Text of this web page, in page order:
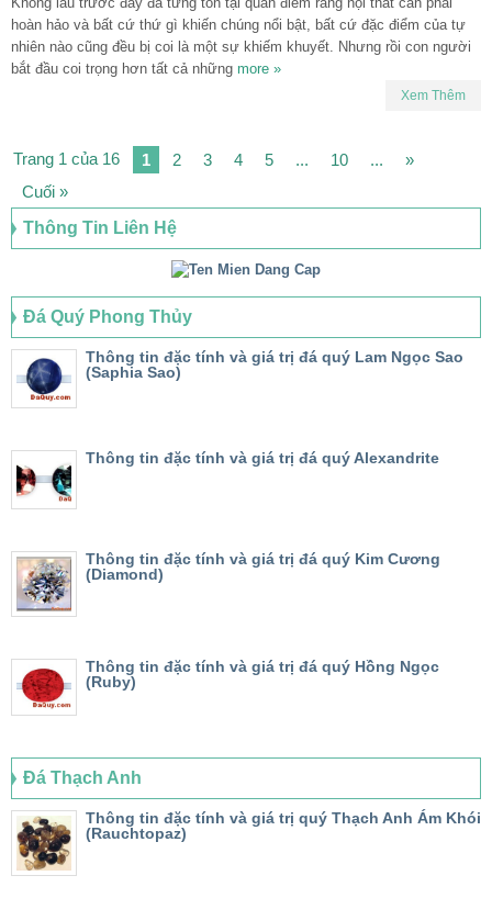
hoàn hảo và bất cứ thứ gì khiến chúng nổi bật, bất cứ đặc điểm của tự
nhiên nào cũng đều bị coi là một sự khiếm khuyết. Nhưng rồi con người
bắt đầu coi trọng hơn tất cả những more »
Xem Thêm
Trang 1 của 16 1 2 3 4 5 ... 10 ...
»
Cuối »
Thông Tin Liên Hệ
Đá Quý Phong Thủy
Thông tin đặc tính và giá trị đá quý Lam Ngọc Sao
(Saphia Sao)
Thông tin đặc tính và giá trị đá quý Alexandrite
Thông tin đặc tính và giá trị đá quý Kim Cương
(Diamond)
Thông tin đặc tính và giá trị đá quý Hồng Ngọc
(Ruby)
Đá Thạch Anh
Thông tin đặc tính và giá trị quý Thạch Anh Ám Khói
(Rauchtopaz)